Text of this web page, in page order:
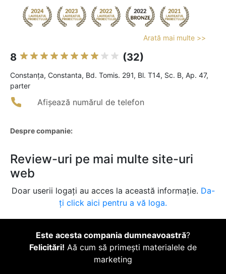
Arată mai multe >>
8 (32)
Constanţa, Constanta, Bd. Tomis. 291, Bl. T14, Sc. B, Ap. 47,
parter
Afișează numărul de telefon
Despre companie:
Review-uri pe mai multe site-uri
web
Doar userii logați au acces la această informație. Da-
ți click aici pentru a vă loga.
Este acesta compania dumneavoastră?
Felicitări! Aă cum să primești materialele de
marketing